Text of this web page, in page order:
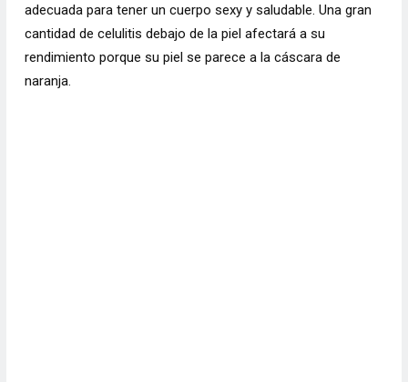
adecuada para tener un cuerpo sexy y saludable. Una gran
cantidad de celulitis debajo de la piel afectará a su
rendimiento porque su piel se parece a la cáscara de
naranja.